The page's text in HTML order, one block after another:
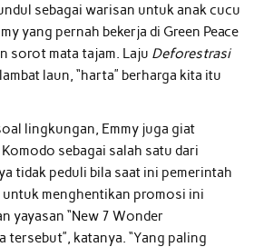
sebagai warisan untuk anak cucu
yang pernah bekerja di Green Peace
sorot mata tajam. Laju Deforestrasi
laun, “harta” berharga kita itu
lingkungan, Emmy juga giat
sebagai salah satu dari
tidak peduli bila saat ini pemerintah
menghentikan promosi ini
yayasan “New 7 Wonder
tersebut”, katanya. “Yang paling